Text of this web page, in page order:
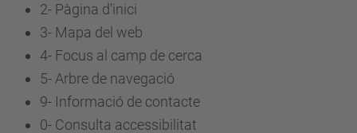
2- Pàgina d'inici
3- Mapa del web
4- Focus al camp de cerca
5- Arbre de navegació
9- Informació de contacte
0- Consulta accessibilitat